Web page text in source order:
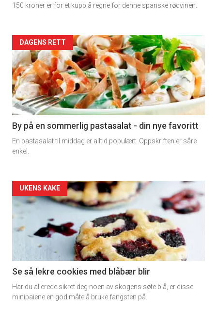
150 kroner er for et kupp å regne for denne spanske rødvinen.
Forsiden
akkurat
nå
-
5
DAGENS RETT
By på en sommerlig pastasalat - din nye favoritt
En pastasalat til middag er alltid populært. Oppskriften er såre
enkel.
Forsiden
akkurat
nå
6
UKENS KAKE
Se så lekre cookies med blåbær blir
Har du allerede sikret deg noen av skogens søte blå, er disse
minipaiene en god måte å bruke fangsten på.